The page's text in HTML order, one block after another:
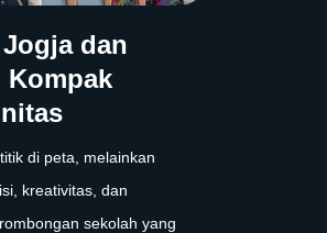
dan
Kompak
di peta, melainkan
kreativitas, dan
sekolah yang